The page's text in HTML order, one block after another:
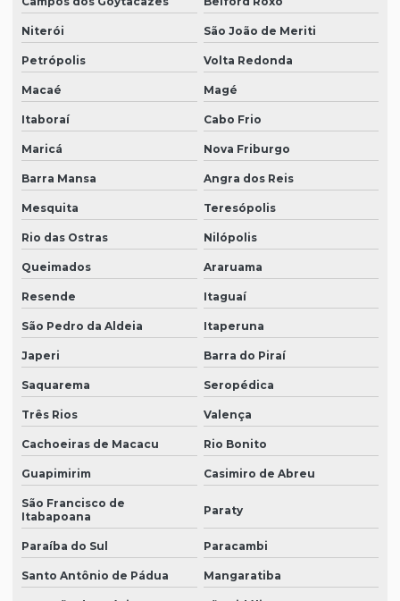
Niterói São João de Meriti
Petrópolis Volta Redonda
Macaé Magé
Itaboraí Cabo Frio
Maricá Nova Friburgo
Barra Mansa Angra dos Reis
Mesquita Teresópolis
Rio das Ostras Nilópolis
Queimados Araruama
Resende Itaguaí
São Pedro da Aldeia Itaperuna
Japeri Barra do Piraí
Saquarema Seropédica
Três Rios Valença
Cachoeiras de Macacu Rio Bonito
Guapimirim Casimiro de Abreu
São Francisco de
Itabapoana
Paraty
Paraíba do Sul Paracambi
Santo Antônio de Pádua Mangaratiba